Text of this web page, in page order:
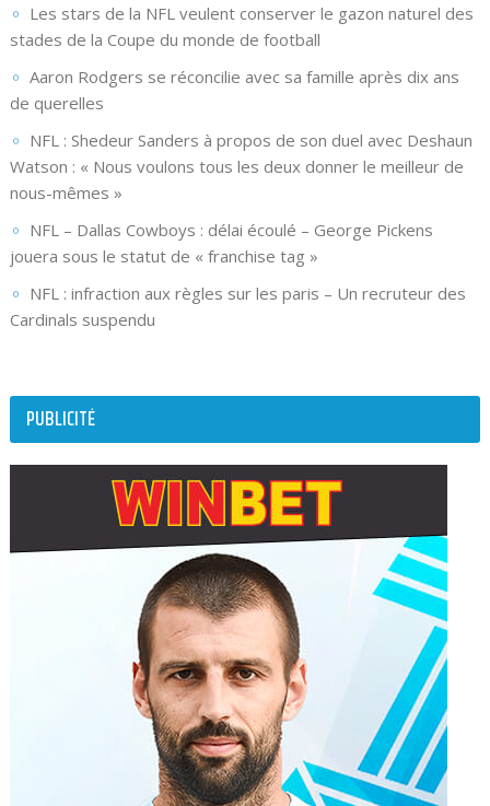
Les stars de la NFL veulent conserver le gazon naturel des
stades de la Coupe du monde de football
Aaron Rodgers se réconcilie avec sa famille après dix ans
de querelles
NFL : Shedeur Sanders à propos de son duel avec Deshaun
Watson : « Nous voulons tous les deux donner le meilleur de
nous-mêmes »
NFL – Dallas Cowboys : délai écoulé – George Pickens
jouera sous le statut de « franchise tag »
NFL : infraction aux règles sur les paris – Un recruteur des
Cardinals suspendu
PUBLICITÉ